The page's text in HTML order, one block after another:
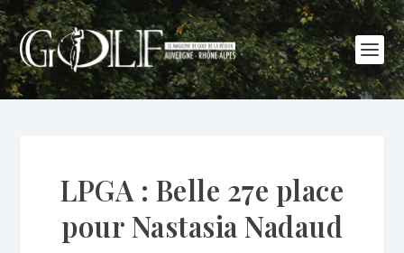
LPGA : Belle 27e place
pour Nastasia Nadaud